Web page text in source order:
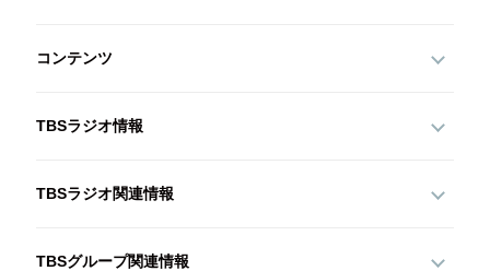
コンテンツ
TBSラジオ情報
TBSラジオ関連情報
TBSグループ関連情報